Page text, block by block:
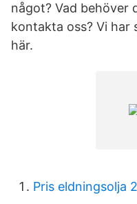
något? Vad behöver
kontakta oss? Vi har
här.
Pris eldningsolja